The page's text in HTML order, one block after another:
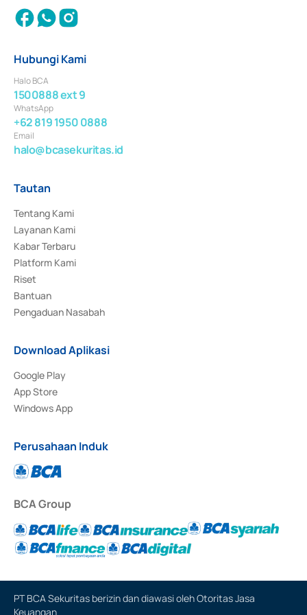
Hubungi Kami
Halo BCA
1500888 ext 9
WhatsApp
+62 819 1950 0888
Email
halo@bcasekuritas.id
Tautan
Tentang Kami
Layanan Kami
Kabar Terbaru
Platform Kami
Riset
Bantuan
Pengaduan Nasabah
Download Aplikasi
Google Play
App Store
Windows App
Perusahaan Induk
BCA Group
PT BCA Sekuritas berizin dan diawasi oleh Otoritas Jasa
Keuangan